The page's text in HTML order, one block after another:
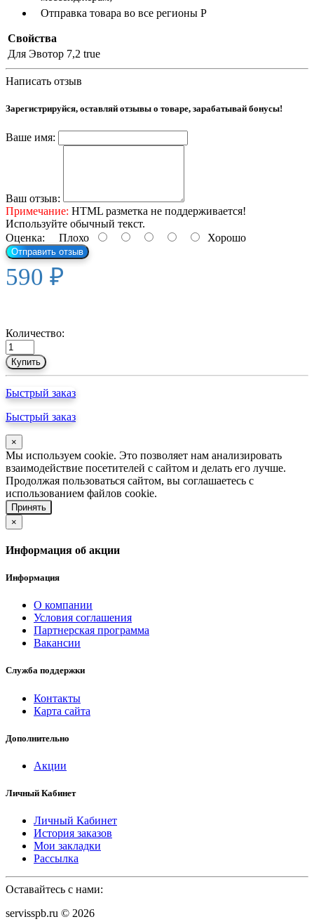
Отправка товара во все регионы Р
Свойства
Для Эвотор 7,2 true
Написать отзыв
Зарегистрируйся, оставляй отзывы о товаре, зарабатывай бонусы!
Ваше имя:
Ваш отзыв:
Примечание: HTML разметка не поддерживается!
Используйте обычный текст.
Оценка: Плохо Хорошо
Отправить отзыв
590 ₽
Количество:
Купить
Быстрый заказ
Быстрый заказ
×
Мы используем cookie. Это позволяет нам анализировать
взаимодействие посетителей с сайтом и делать его лучше.
Продолжая пользоваться сайтом, вы соглашаетесь с
использованием файлов cookie.
Принять
×
Информация об акции
Информация
О компании
Условия соглашения
Партнерская программа
Вакансии
Служба поддержки
Контакты
Карта сайта
Дополнительно
Акции
Личный Кабинет
Личный Кабинет
История заказов
Мои закладки
Рассылка
Оставайтесь с нами:
servisspb.ru © 2026